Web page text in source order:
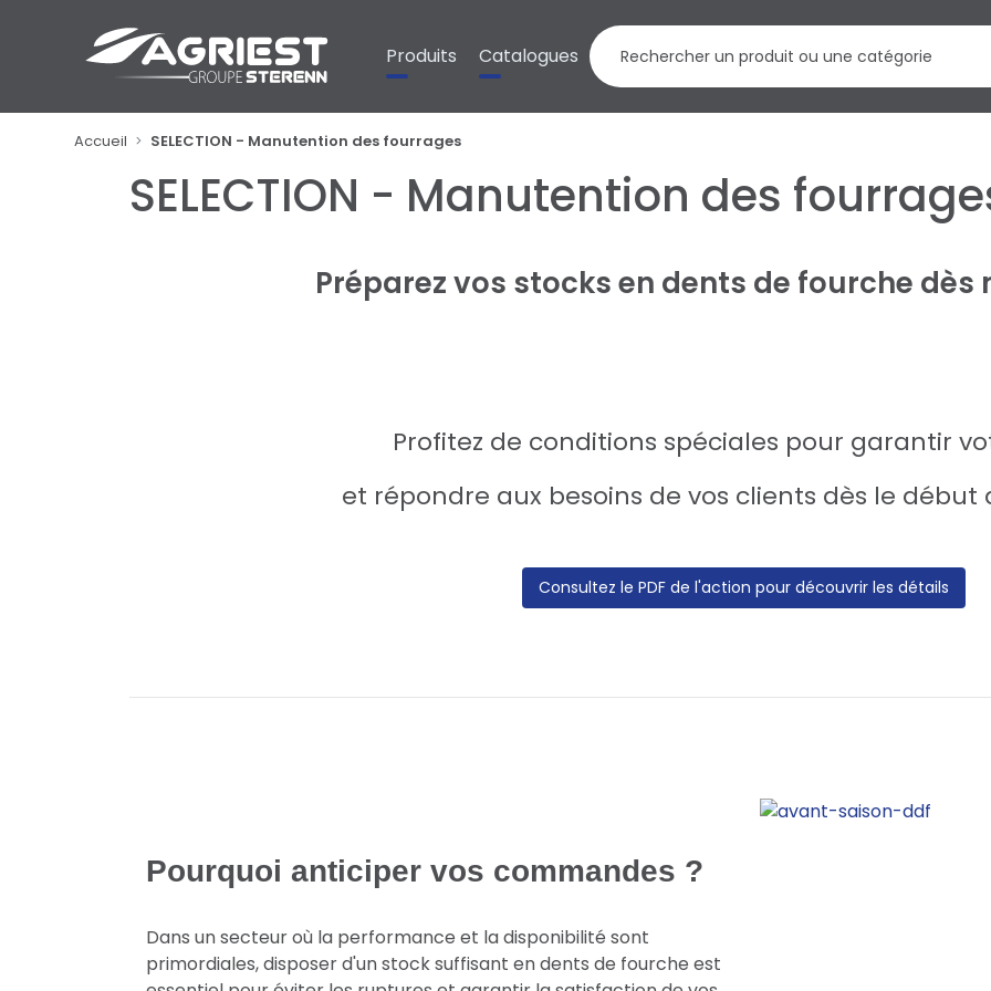
Produits Catalogues
Accueil SELECTION - Manutention des fourrages
SELECTION - Manutention des
Préparez vos stocks en dents de fourche dès
Profitez de conditions spéciales pour garantir
et répondre aux besoins de vos clients dès le début
Consultez le PDF de l'action pour découvrir les détails
Pourquoi anticiper vos commandes ?
Dans un secteur où la performance et la disponibilité sont
primordiales, disposer d'un stock suffisant en dents de fourche est